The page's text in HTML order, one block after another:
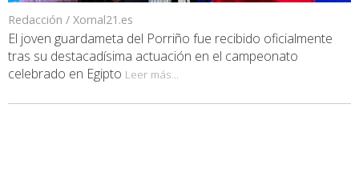
Redacción / Xornal21.es
El joven guardameta del Porriño fue recibido oficialmente
tras su destacadísima actuación en el campeonato
celebrado en Egipto Leer más...